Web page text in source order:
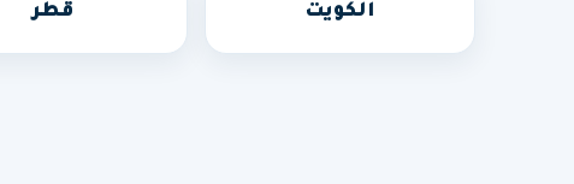
الكويت قطر